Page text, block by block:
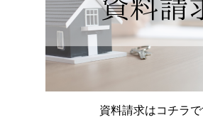
資料請求はコチラで